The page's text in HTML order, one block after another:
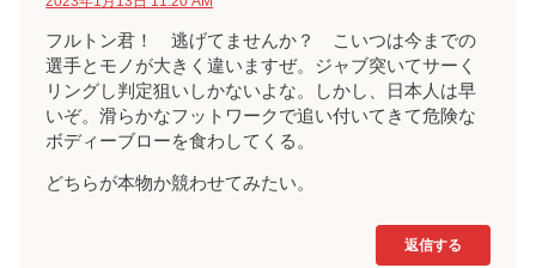
フルトン君！ 逃げてませんか？ こいつは今までの
選手とモノが大きく違いますぜ。ジャブ突いてサーく
リングし判定狙いしかないよな。しかし、日本人は早
いぞ。滑らかなフットワークで追い付いてきて危険な
ボディーブローを食わしてくる。
どちらが本物か競わせてみたい。
返信する